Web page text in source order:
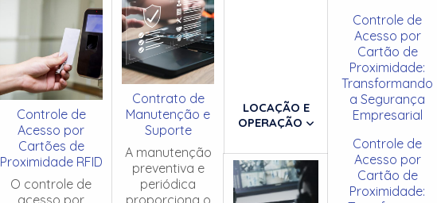
Controle de
Acesso por
Cartões de
Proximidade RFID
O controle de
Contrato de
Manutenção e
Suporte
A manutenção
preventiva e
periódica
LOCAÇÃO E
OPERAÇÃO
Controle de
Acesso por
Cartão de
Proximidade:
Transformando
a Segurança
Empresarial
Controle de
Acesso por
Cartão de
Proximidade: